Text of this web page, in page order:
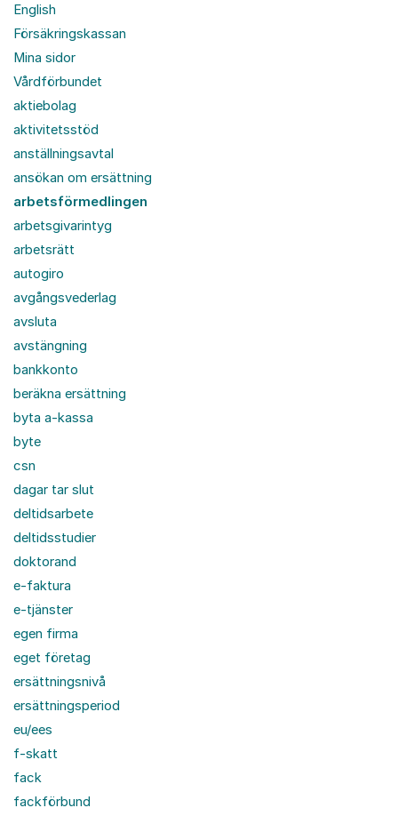
English
Försäkringskassan
Mina sidor
Vårdförbundet
aktiebolag
aktivitetsstöd
anställningsavtal
ansökan om ersättning
arbetsförmedlingen
arbetsgivarintyg
arbetsrätt
autogiro
avgångsvederlag
avsluta
avstängning
bankkonto
beräkna ersättning
byta a-kassa
byte
csn
dagar tar slut
deltidsarbete
deltidsstudier
doktorand
e-faktura
e-tjänster
egen firma
eget företag
ersättningsnivå
ersättningsperiod
eu/ees
f-skatt
fack
fackförbund